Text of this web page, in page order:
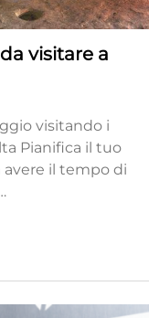
visitare a
visitando i
Pianifica il tuo
il tempo di